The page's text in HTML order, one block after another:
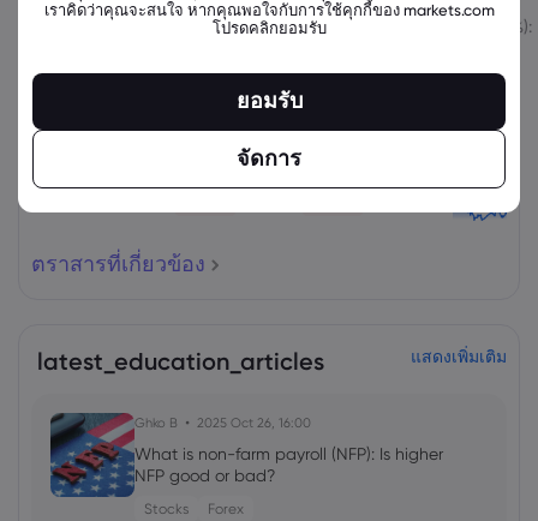
ขาย ซื้อ เปลี่ยนแปลง (%):
ตราสารที่เกี่ยวข้อง
latest_education_articles แสดงเพิ่มเติม
Ghko B 2025 Oct 26, 16:00
What is non-farm payroll (NFP): Is higher
NFP good or bad?
Stocks Forex
เราคิดว่าคุณจะสนใจ หากคุณพอใจกับการใช้คุกกี้ของ markets.com
โปรดคลิกยอมรับ
ยอมรับ
จัดการ